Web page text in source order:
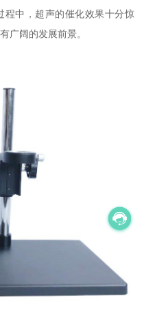
程中，超声的催化效果十分惊
广阔的发展前景。